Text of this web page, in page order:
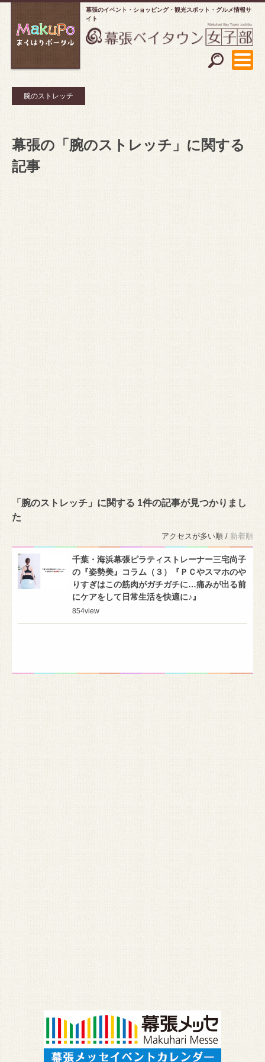
幕張のイベント・ショッピング
観光スポット・グルメ情報サ
イト
腕のストレッチ
幕張の「腕のストレッチ」に関する
記事
「腕のストレッチ」に関する 1件の記事が見つかりまし
た
アクセスが多い順 / 新着順
千葉・海浜幕張ピラティストレーナー三宅尚子
の『姿勢美』コラム（３）『ＰＣやスマホのや
りすぎはこの筋肉がガチガチに…痛みが出る前
にケアをして日常生活を快適に♪』
854view